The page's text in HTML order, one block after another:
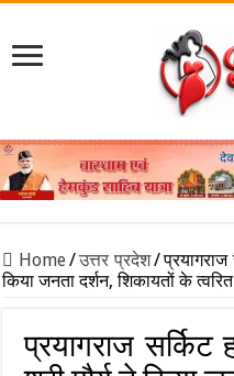
Home/उत्तर प्रदेश/
किया जनता दर्शन, शिकायतों के
प्रयागराज